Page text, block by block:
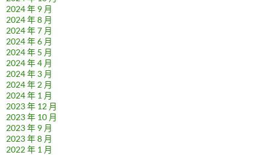
2024 年 9 月
2024 年 8 月
2024 年 7 月
2024 年 6 月
2024 年 5 月
2024 年 4 月
2024 年 3 月
2024 年 2 月
2024 年 1 月
2023 年 12 月
2023 年 10 月
2023 年 9 月
2023 年 8 月
2022 年 1 月